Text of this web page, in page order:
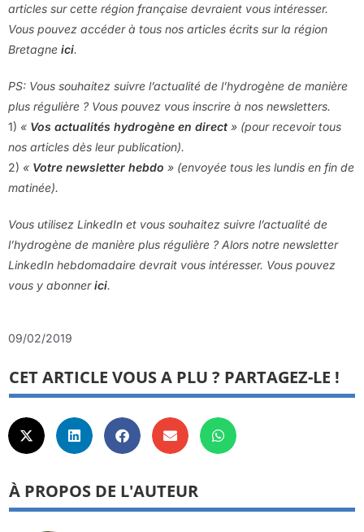
articles sur cette région française devraient vous intéresser.
Vous pouvez accéder à tous nos articles écrits sur la région
Bretagne ici.
PS: Vous souhaitez suivre l’actualité de l’hydrogène de manière
plus régulière ? Vous pouvez vous inscrire à nos newsletters.
1) « Vos actualités hydrogène en direct » (pour recevoir tous
nos articles dès leur publication).
2) « Votre newsletter hebdo » (envoyée tous les lundis en fin de
matinée).
Vous utilisez LinkedIn et vous souhaitez suivre l’actualité de
l’hydrogène de manière plus régulière ? Alors notre newsletter
LinkedIn hebdomadaire devrait vous intéresser. Vous pouvez
vous y abonnerici.
09/02/2019
CET ARTICLE VOUS A PLU ? PARTAGEZ-LE !
À PROPOS DE L'AUTEUR